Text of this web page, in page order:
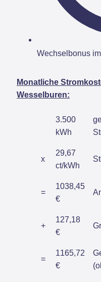
Wechselbonus
Monatliche
Wesselburen:
3.500
kWh
x
29,67
ct/kWh
=
1038,45
€
+
127,18
€
=
1165,72
€